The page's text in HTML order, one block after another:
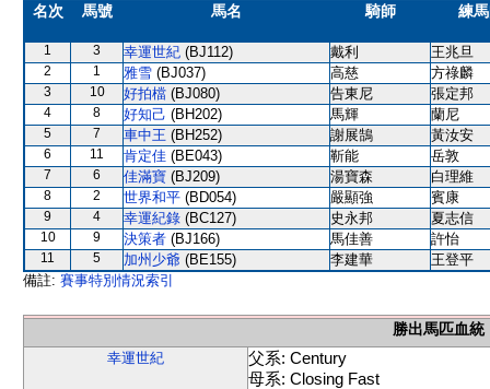
名次 馬號 馬名 騎師 練
1 3 幸運世紀 (BJ112) 戴利 王兆旦
2 1 雅雪 (BJ037) 高慈 方祿麟
3 10 好拍檔 (BJ080) 告東尼 張定邦
4 8 好知己 (BH202) 馬輝 蘭尼
5 7 車中王 (BH252) 謝展鵠 黃汝安
6 11 肯定佳 (BE043) 靳能 岳敦
7 6 佳滿寶 (BJ209) 湯寶森 白理維
8 2 世界和平 (BD054) 嚴顯強 賓康
9 4 幸運紀錄 (BC127) 史永邦 夏志信
10 9 決策者 (BJ166) 馬佳善 許怡
11 5 加州少爺 (BE155) 李建華
王登平
備註: 賽事特別情況索引
勝出馬匹血統
幸運世紀
父系: Century
母系: Closing Fast